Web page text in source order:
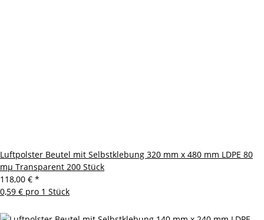
Luftpolster Beutel mit Selbstklebung 320 mm x 480 mm LDPE 80
mµ Transparent 200 Stück
118,00 € *
0,59 € pro 1 Stück